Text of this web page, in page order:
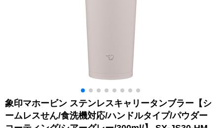
象印マホービン ステンレスキャリータンブラー【シ
ームレスせん/食洗機対応/ハンドルタイプ/パウダー